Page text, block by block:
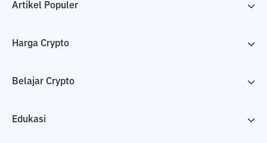
Artikel Populer
Harga Crypto
Belajar Crypto
Edukasi